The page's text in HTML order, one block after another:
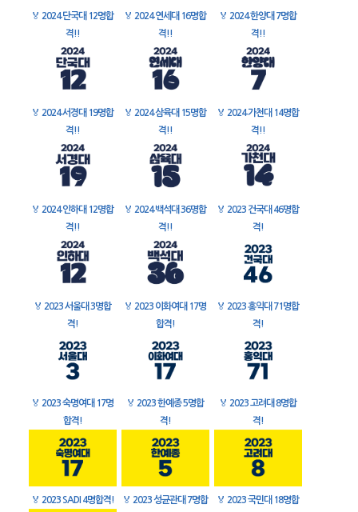
🏅 2024 단국대 12명합
격!!
🏅 2024 연세대 16명합
격!!
🏅 2024 한양대 7명합
격!!
🏅 2024 서경대 19명합
격!!
🏅 2024 삼육대 15명합
격!!
🏅 2024 가천대 14명합
격!!
🏅 2024 인하대 12명합
격!!
🏅 2024 백석대 36명합
격!!
🏅 2023 건국대 46명합
격!
🏅 2023 서울대 3명합
격!
🏅 2023 이화여대 17명
합격!
🏅 2023 홍익대 71명합
격!
🏅 2023 숙명여대 17명
합격!
🏅 2023 한예종 5명합
격!
🏅 2023 고려대 8명합
격!
🏅 2023 SADI 4명합격! 🏅 2023 성균관대 7명합
🏅 2023 국민대 18명합